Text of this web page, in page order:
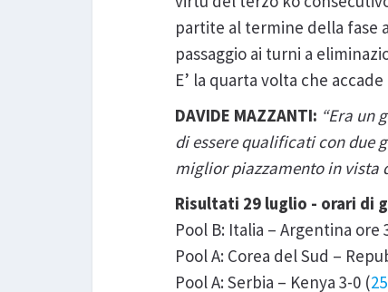
partite al termine della fase
passaggio ai turni a
E’ la quarta volta che
DAVIDE MAZZANTI: “Era un
di essere qualificati con due
miglior piazzamento in vista
Risultati 29 luglio - orari di
Pool B: Italia – Argentina ore
Pool A: Corea del Sud –
Pool A: Serbia – Kenya 3-0 (